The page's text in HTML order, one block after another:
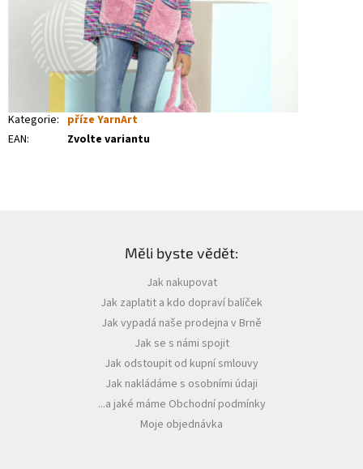
Kategorie: příze YarnArt
EAN: Zvolte variantu
Měli byste vědět:
Jak nakupovat
Jak zaplatit a kdo dopraví balíček
Jak vypadá naše prodejna v Brně
Jak se s námi spojit
Jak odstoupit od kupní smlouvy
Jak nakládáme s osobními údaji
...a jaké máme Obchodní podmínky
Moje objednávka